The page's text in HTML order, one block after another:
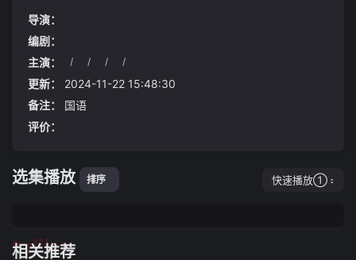
二创作的爆款国漫《一人之下》漫画连载仅8年点击量便超
300亿片中一直隐藏异人身份的张楚岚（胡先煦 饰）自
从遇见身世神秘的冯宝宝（李宛妲 饰）后便被卷入不同异
人门派争斗的漩涡中各方势力一一登场呈现出错综复杂的
国风异能世界
上宁德时代近年来呈下滑态势2019年、2020年、2021
年前三季度毛利率分别为29.06%、27.76%、27.51%而同
一时间lg新能源的毛利率分别为13.16%、15.93%、24.2
5%虽然宁德时代毛利率绝对值因为供应链采购和人力成本
等优势高于lg新能源但是后者毛利率在原材料涨价情况下
仍呈上升趋势中国人民银行上海总部3月14日发布的数据显
示2月上海人民币贷款增加415亿元同比多增268亿元
不过相较1月的2063亿元出现较大回落
导演：
编剧：
主演：
/ / / /
更新：
2024-11-22 15:48:30
备注：
国语
评价：
选集播放 排序 快速播放①
相关推荐
tuijian